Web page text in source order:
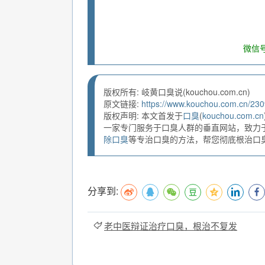
微信
版权所有: 岐黄口臭说(kouchou.com.cn)
原文链接: https://www.kouchou.com.cn/
版权声明: 本文首发于口臭(kouchou.com.cn
一家专门服务于口臭人群的垂直网站，致力
除口臭等专治口臭的方法，帮您彻底根治
分享到:
老中医辩证治疗口臭，根治不复发